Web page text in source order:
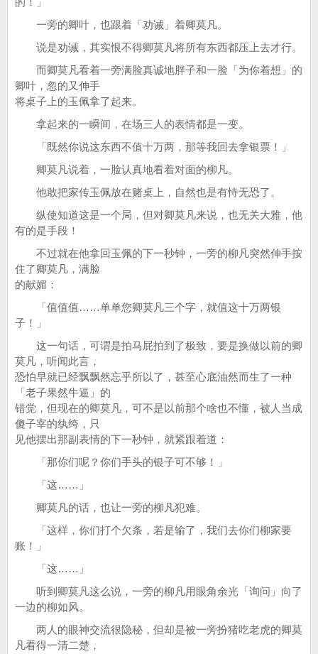
一旁的卿叶，也跟着「劝诫」着卿莫凡。
说是劝诫，其实恨不得卿莫凡将所有东西都压上去才行。
而卿莫凡看着一旁满脸真诚地胖子和一脸「为你着想」的
卿叶，忽的又伸手
将桌子上的玉佩拿了起来。
拿起来的一瞬间，在场三人的表情都是一变。
「既然你说这东西不值十万两，那等我回去拿银票！」
卿莫凡说着，一脸认真地看着对面的柳凡。
他敢把家传玉佩放在赌桌上，自然也是有恃无恐了。
纵使知道这是一个局，但对卿莫凡来说，也无关大雅，他
有的是手段！
不过就在他拿回玉佩的下一秒钟，一旁的柳凡突然伸手按
住了卿莫凡，满脸
的献媚：
「值值值……单单您卿莫凡三个字，就值这十万两银
子！」
这一句话，可谓是拍马屁拍到了极致，要是换做以前的卿
莫凡，听闻此言，
恐怕早就已经飘飘然忘乎所以了，甚至心底油然而生了一种
「老子果然牛逼」的
错觉，但现在的卿莫凡，可不是以前那个啥也不懂，被人当成
傻子宰的纨绔，只
见他摆出那副表情的下一秒钟，就紧跟着道：
「那你们呢？你们手头的银子可不够！」
「这……」
卿莫凡的话，也让一旁的柳凡犯难。
「这样，你们打个欠条，若是输了，我们去你们柳家要
账！」
「这……」
听到卿莫凡这么说，一旁的柳凡用眼角余光「询问」向了
一边的柳如风。
两人的眼神交流很隐秘，但却是被一旁扮猪吃老虎的卿莫
凡看得一清二楚，